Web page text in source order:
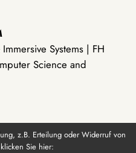
Systems | FH
Science and
z.B. Erteilung oder Widerruf von
Sie hier: